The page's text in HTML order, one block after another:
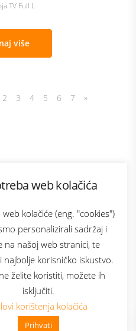
web kolačića
kolačiće (eng. "cookies")
personalizirali sadržaj i
na našoj web stranici, te
najbolje korisničko iskustvo.
želite koristiti, možete ih
isključiti.
korištenja kolačića
Prihvati
mogu pomoći?
TV Full L
više
2 3 4 5 6 7 »
newsletter